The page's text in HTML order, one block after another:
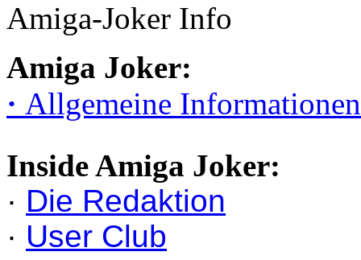
Amiga-Joker Info
Amiga Joker:
· Allgemeine Informationen
Inside Amiga Joker:
· Die Redaktion
· User Club